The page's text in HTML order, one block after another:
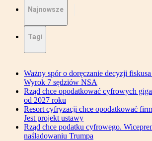
Najnowsze
Tagi
Ważny spór o doręczanie decyzji
Wyrok 7 sędziów NSA
Rząd chce opodatkować cyfrowych
od 2027 roku
Resort cyfryzacji chce opodatkować
Jest projekt ustawy
Rząd chce podatku cyfrowego.
naśladowaniu Trumpa